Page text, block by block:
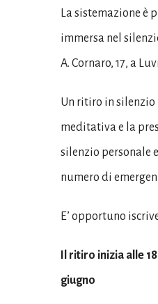
La sistemazione è
immersa nel
A. Cornaro, 17, a
Un ritiro in silenzio
meditativa e la
silenzio personale
numero di
E’ opportuno
Il ritiro inizia alle
giugno